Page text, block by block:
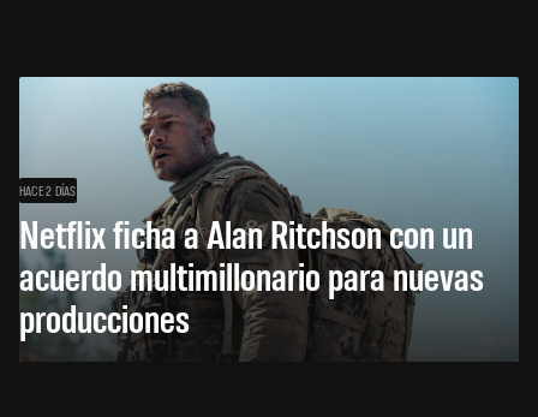
HACE 2 DÍAS
Netflix ficha a Alan Ritchson con un
acuerdo multimillonario para nuevas
producciones